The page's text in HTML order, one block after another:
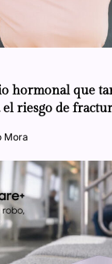
hormonal que
riesgo de
Mora